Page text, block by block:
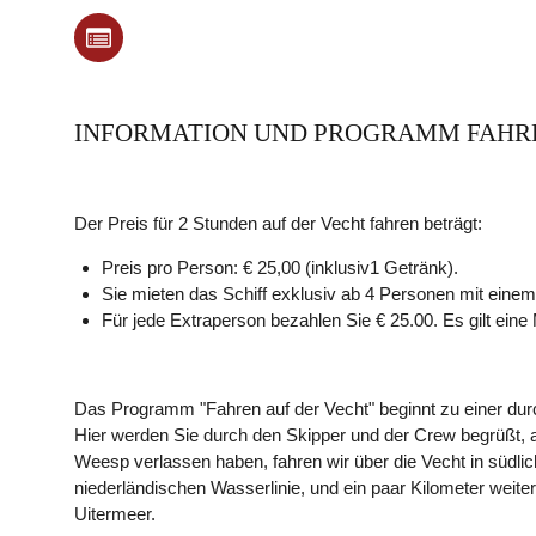
INFORMATION UND PROGRAMM
Der Preis für 2 Stunden auf der Vecht fahren beträgt:
Preis pro Person: € 25,00 (inklusiv1 Getränk).
Sie mieten das Schiff exklusiv ab 4 Personen mit
Für jede Extraperson bezahlen Sie € 25.00. Es gilt
Das Programm "Fahren auf der Vecht" beginnt zu einer
Hier werden Sie durch den Skipper und der Crew
Weesp verlassen haben, fahren wir über die Vecht in
niederländischen Wasserlinie, und ein paar Kilometer
Uitermeer.